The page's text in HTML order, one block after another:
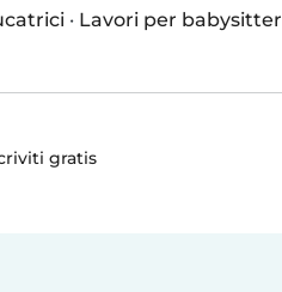
· Lavori per babysitter
gratis